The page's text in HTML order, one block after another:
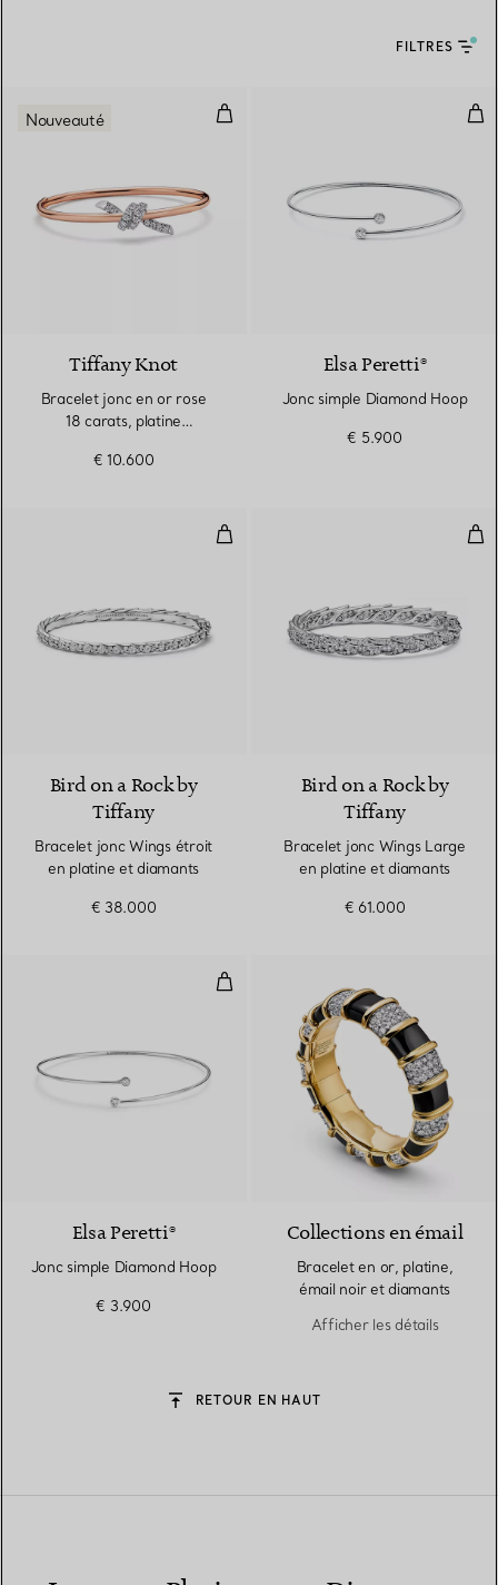
FILTRES
Bracelet jonc en or rose 18
Nouveauté
Tiffany Knot
Bracelet jonc en or rose
18 carats, platine
€ 10.600
Elsa Peretti®
Jonc simple Diamond Hoop
€ 5.900
Bracelet jonc Wings étroit en
Bird on a Rock by
Tiffany
Bracelet jonc Wings étroit
en platine et diamants
€ 38.000
Bird on a Rock by
Tiffany
Bracelet jonc Wings Large
en platine et diamants
€ 61.000
Jonc simple Diamond Hoop
3 Matériaux
Elsa Peretti®
Jonc simple Diamond Hoop
€ 3.900
Collections en émail
Bracelet en or, platine,
émail noir et diamants
Afficher les détails
RETOUR EN HAUT